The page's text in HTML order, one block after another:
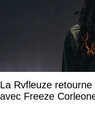
La Rvfleuze
avec Freeze